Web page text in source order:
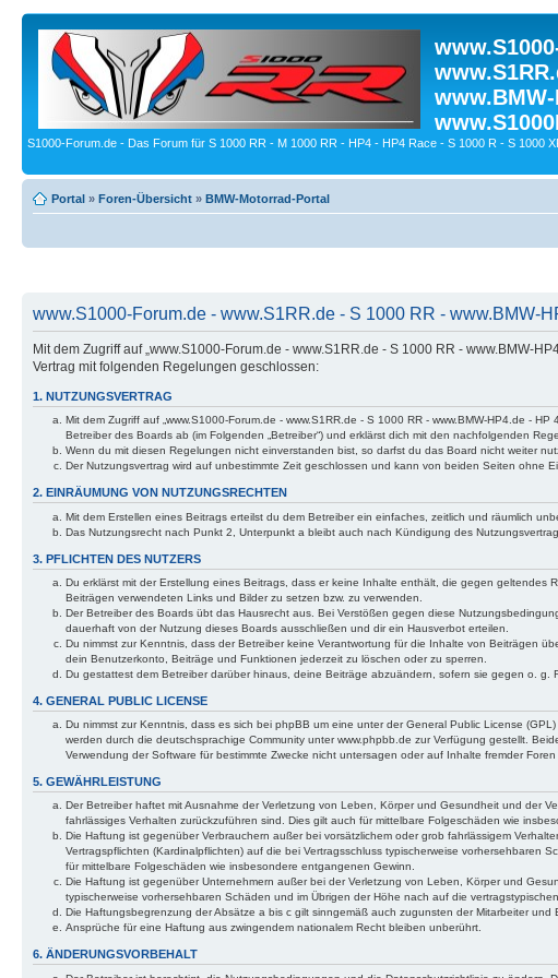
S1000-Forum.de - Das Forum für S 1000 RR - M 1000 RR - HP4 - HP4 Race - S 1000 R - S 1000
Portal » Foren-Übersicht » BMW-Motorrad-Portal
www.S1000-Forum.de - www.S1RR.de - S 1000 RR - www.BMW-
Mit dem Zugriff auf „www.S1000-Forum.de - www.S1RR.de - S 1000 RR - www.BMW-
Vertrag mit folgenden Regelungen geschlossen:
1. NUTZUNGSVERTRAG
Mit dem Zugriff auf „www.S1000-Forum.de - www.S1RR.de - S 1000 RR - www.BMW-HP4.de -
Betreiber des Boards ab (im Folgenden „Betreiber“) und erklärst dich mit den nachfolgenden
Wenn du mit diesen Regelungen nicht einverstanden bist, so darfst du das Board nicht weiter
Der Nutzungsvertrag wird auf unbestimmte Zeit geschlossen und kann von beiden Seiten ohne
2. EINRÄUMUNG VON NUTZUNGSRECHTEN
Mit dem Erstellen eines Beitrags erteilst du dem Betreiber ein einfaches, zeitlich und räumlich
Das Nutzungsrecht nach Punkt 2, Unterpunkt a bleibt auch nach Kündigung des
3. PFLICHTEN DES NUTZERS
Du erklärst mit der Erstellung eines Beitrags, dass er keine Inhalte enthält, die gegen
Beiträgen verwendeten Links und Bilder zu setzen bzw. zu verwenden.
Der Betreiber des Boards übt das Hausrecht aus. Bei Verstößen gegen diese
dauerhaft von der Nutzung dieses Boards ausschließen und dir ein Hausverbot erteilen.
Du nimmst zur Kenntnis, dass der Betreiber keine Verantwortung für die Inhalte von Beiträgen
dein Benutzerkonto, Beiträge und Funktionen jederzeit zu löschen oder zu sperren.
Du gestattest dem Betreiber darüber hinaus, deine Beiträge abzuändern, sofern sie gegen o.
4. GENERAL PUBLIC LICENSE
Du nimmst zur Kenntnis, dass es sich bei phpBB um eine unter der General Public License
werden durch die deutschsprachige Community unter www.phpbb.de zur Verfügung gestellt.
Verwendung der Software für bestimmte Zwecke nicht untersagen oder auf Inhalte fremder Foren
5. GEWÄHRLEISTUNG
Der Betreiber haftet mit Ausnahme der Verletzung von Leben, Körper und Gesundheit und der
fahrlässiges Verhalten zurückzuführen sind. Dies gilt auch für mittelbare Folgeschäden wie
Die Haftung ist gegenüber Verbrauchern außer bei vorsätzlichem oder grob fahrlässigem
Vertragspflichten (Kardinalpflichten) auf die bei Vertragsschluss typischerweise vorhersehbaren
für mittelbare Folgeschäden wie insbesondere entgangenen Gewinn.
Die Haftung ist gegenüber Unternehmern außer bei der Verletzung von Leben, Körper und
typischerweise vorhersehbaren Schäden und im Übrigen der Höhe nach auf die
Die Haftungsbegrenzung der Absätze a bis c gilt sinngemäß auch zugunsten der Mitarbeiter und
Ansprüche für eine Haftung aus zwingendem nationalem Recht bleiben unberührt.
6. ÄNDERUNGSVORBEHALT